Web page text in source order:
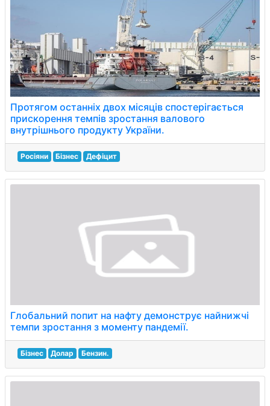
Протягом останніх двох місяців спостерігається
прискорення темпів зростання валового
внутрішнього продукту України.
Росіяни Бізнес Дефіцит
Глобальний попит на нафту демонструє найнижчі
темпи зростання з моменту пандемії.
Бізнес Долар Бензин.